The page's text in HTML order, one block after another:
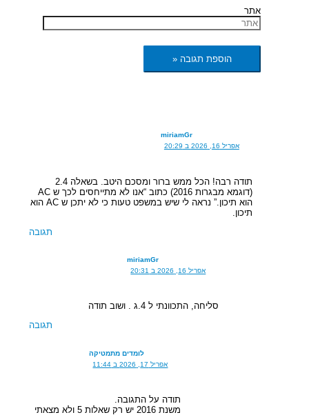
אתר
miriamGr
אפריל 16, 2026 ב 20:29
תודה רבה! הכל ממש ברור ומסכם היטב. בשאלה 2.4
(דוגמא מבגרות 2016) כתוב “אנו לא מתייחסים לכך ש AC
הוא תיכון.” נראה לי שיש במשפט טעות כי לא יתכן ש AC הוא
תיכון.
תגובה
miriamGr
אפריל 16, 2026 ב 20:31
סליחה, התכוונתי ל 4.ג . ושוב תודה
תגובה
לומדים מתמטיקה
אפריל 17, 2026 ב 11:44
תודה על התגובה.
משנת 2016 יש רק שאלות 5 ולא מצאתי